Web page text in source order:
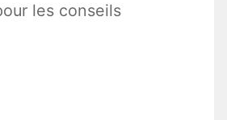
les conseils